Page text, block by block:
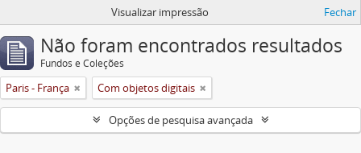
Visualizar impressão Fechar
Não foram encontrados resultados
Fundos e Coleções
Paris - França Com objetos digitais
Opções de pesquisa avançada